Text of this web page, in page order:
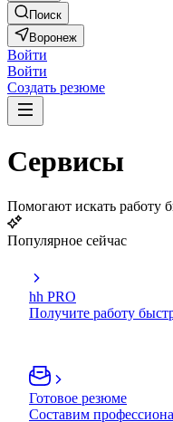
Поиск
Воронеж
Войти
Войти
Создать резюме
Сервисы
Помогают искать работу
Популярное сейчас
hh PRO
Получите работу
Готовое резюме
Составим